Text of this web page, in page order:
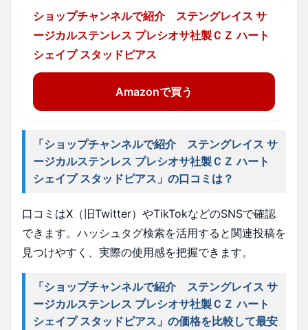
ショップチャンネルで紹介 ステングレイス サ
ージカルステンレス プレシオサ社製ＣＺ ハート
シェイプ スタッドピアス
Amazonで買う
「ショップチャンネルで紹介 ステングレイス サ
ージカルステンレス プレシオサ社製ＣＺ ハート
シェイプ スタッドピアス」の口コミは？
口コミはX（旧Twitter）やTikTokなどのSNSで確認
できます。ハッシュタグ検索を活用すると関連投稿を
見つけやすく、実際の使用感を把握できます。
「ショップチャンネルで紹介 ステングレイス サ
ージカルステンレス プレシオサ社製ＣＺ ハート
シェイプ スタッドピアス」の価格を比較して最安